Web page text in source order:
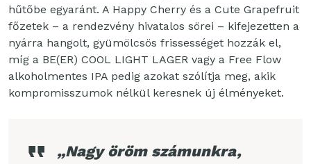
hűtőbe egyaránt. A Happy Cherry és a Cute Grapefruit
főzetek – a rendezvény hivatalos sörei – kifejezetten a
nyárra hangolt, gyümölcsös frissességet hozzák el,
míg a BE(ER) COOL LIGHT LAGER vagy a Free Flow
alkoholmentes IPA pedig azokat szólítja meg, akik
kompromisszumok nélkül keresnek új élményeket.
„Nagy öröm számunkra,